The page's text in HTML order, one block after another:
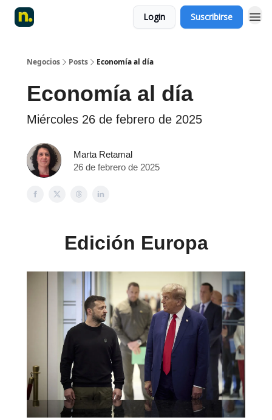
Login Suscribirse
Negocios Posts Economía al día
Economía al día
Miércoles 26 de febrero de 2025
Marta Retamal
26 de febrero de 2025
Edición Europa